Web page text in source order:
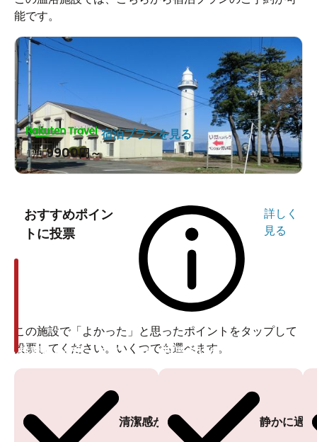
能です。
1泊9900円～
宿泊プランを見る
おすすめポイン
トに投票
詳しく
見る
この施設で「よかった」と思ったポイントをタップして
投票してください。いくつでも選べます。
清潔感がある
投票ありがとうございます
静かに過
投票ありがとうございます